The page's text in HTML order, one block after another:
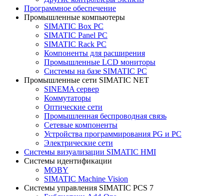
Программное обеспечение
Промышленные компьютеры
SIMATIC Box PC
SIMATIC Panel PС
SIMATIC Rack PC
Компоненты для расширения
Промышленные LCD мониторы
Системы на базе SIMATIC PC
Промышленные сети SIMATIC NET
SINEMA сервер
Коммутаторы
Оптические сети
Промышленная беспроводная связь
Сетевые компоненты
Устройства программирования PG и PC
Электрические сети
Системы визуализации SIMATIC HMI
Системы идентификации
MOBY
SIMATIC Machine Vision
Системы управления SIMATIC PCS 7